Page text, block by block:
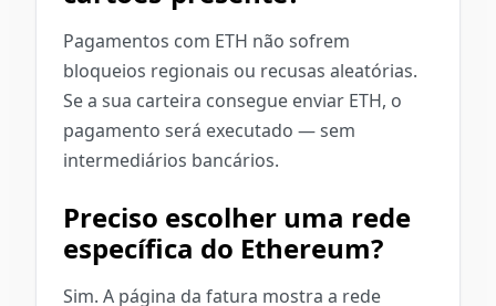
Pagamentos com ETH não sofrem
bloqueios regionais ou recusas aleatórias.
Se a sua carteira consegue enviar ETH, o
pagamento será executado — sem
intermediários bancários.
Preciso escolher uma rede
específica do Ethereum?
Sim. A página da fatura mostra a rede